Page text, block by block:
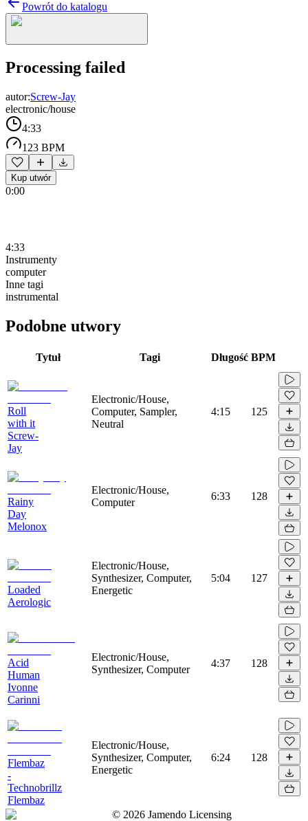
Powrót do katalogu
Processing failed
autor:Screw-Jay
electronic/house
4:33
123 BPM
Kup utwór
0:00
4:33
Instrumenty
computer
Inne tagi
instrumental
Podobne utwory
Tytuł Tagi Długość BPM
Roll
with it
Screw-
Jay
Electronic/House,
Computer, Sampler,
Neutral
4:15 125
Rainy
Day
Melonox
Electronic/House,
Computer
6:33 128
Loaded
Aerologic
Electronic/House,
Synthesizer, Computer,
Energetic
5:04 127
Acid
Human
Ivonne
Carinni
Electronic/House,
Synthesizer, Computer
4:37 128
Flembaz
-
Technobrillz
Flembaz
Electronic/House,
Synthesizer, Computer,
Energetic
6:24 128
© 2026 Jamendo Licensing